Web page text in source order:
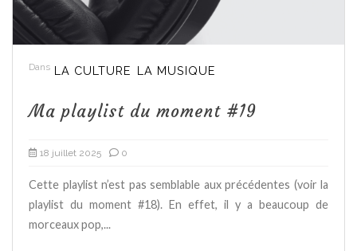
Dans LA CULTURE LA MUSIQUE
Ma playlist du moment #19
18 juillet 2025 0
Cette playlist n’est pas semblable aux précédentes (voir la
playlist du moment #18). En effet, il y a beaucoup de
morceaux pop,...